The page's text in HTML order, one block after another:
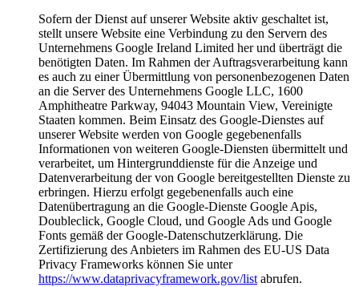
Sofern der Dienst auf unserer Website aktiv geschaltet ist,
stellt unsere Website eine Verbindung zu den Servern des
Unternehmens Google Ireland Limited her und überträgt die
benötigten Daten. Im Rahmen der Auftragsverarbeitung kann
es auch zu einer Übermittlung von personenbezogenen Daten
an die Server des Unternehmens Google LLC, 1600
Amphitheatre Parkway, 94043 Mountain View, Vereinigte
Staaten kommen. Beim Einsatz des Google-Dienstes auf
unserer Website werden von Google gegebenenfalls
Informationen von weiteren Google-Diensten übermittelt und
verarbeitet, um Hintergrunddienste für die Anzeige und
Datenverarbeitung der von Google bereitgestellten Dienste zu
erbringen. Hierzu erfolgt gegebenenfalls auch eine
Datenübertragung an die Google-Dienste Google Apis,
Doubleclick, Google Cloud, und Google Ads und Google
Fonts gemäß der Google-Datenschutzerklärung. Die
Zertifizierung des Anbieters im Rahmen des EU-US Data
Privacy Frameworks können Sie unter
https://www.dataprivacyframework.gov/listabrufen.